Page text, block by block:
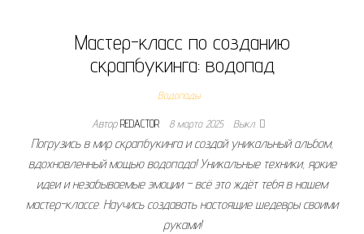
Мастер-класс по созданию
скрапбукинга: водопад
Водопады
АвторREDACTOR 8 марта 2025 Выкл.
Погрузись в мир скрапбукинга и создай уникальный альбом,
вдохновленный мощью водопада! Уникальные техники, яркие
идеи и незабываемые эмоции – всё это ждёт тебя в нашем
мастер-классе. Научись создавать настоящие шедевры своими
руками!